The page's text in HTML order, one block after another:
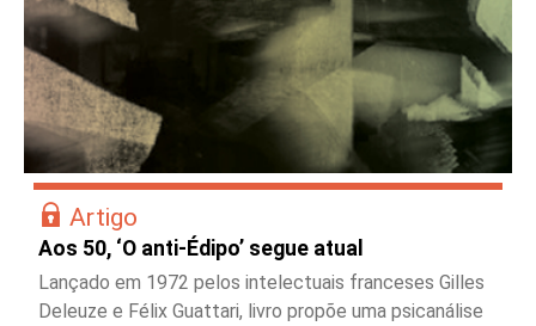
Artigo
Aos 50, ‘O anti-Édipo’ segue atual
Lançado em 1972 pelos intelectuais franceses Gilles
Deleuze e Félix Guattari, livro propõe uma psicanálise